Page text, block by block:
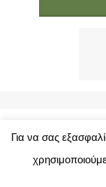
Για να σας